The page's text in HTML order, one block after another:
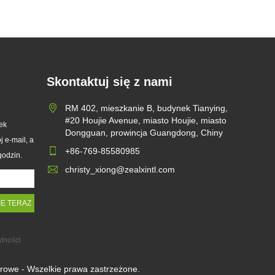
e-mail, a
Skontaktuj się z nami
RM 402, mieszkanie B, budynek Tianying,
#20 Houjie Avenue, miasto Houjie, miasto
Dongguan, prowincja Guangdong, Chiny
+86-769-85580985
christy_xiong@zealxintl.com
- Wszelkie prawa zastrzeżone.